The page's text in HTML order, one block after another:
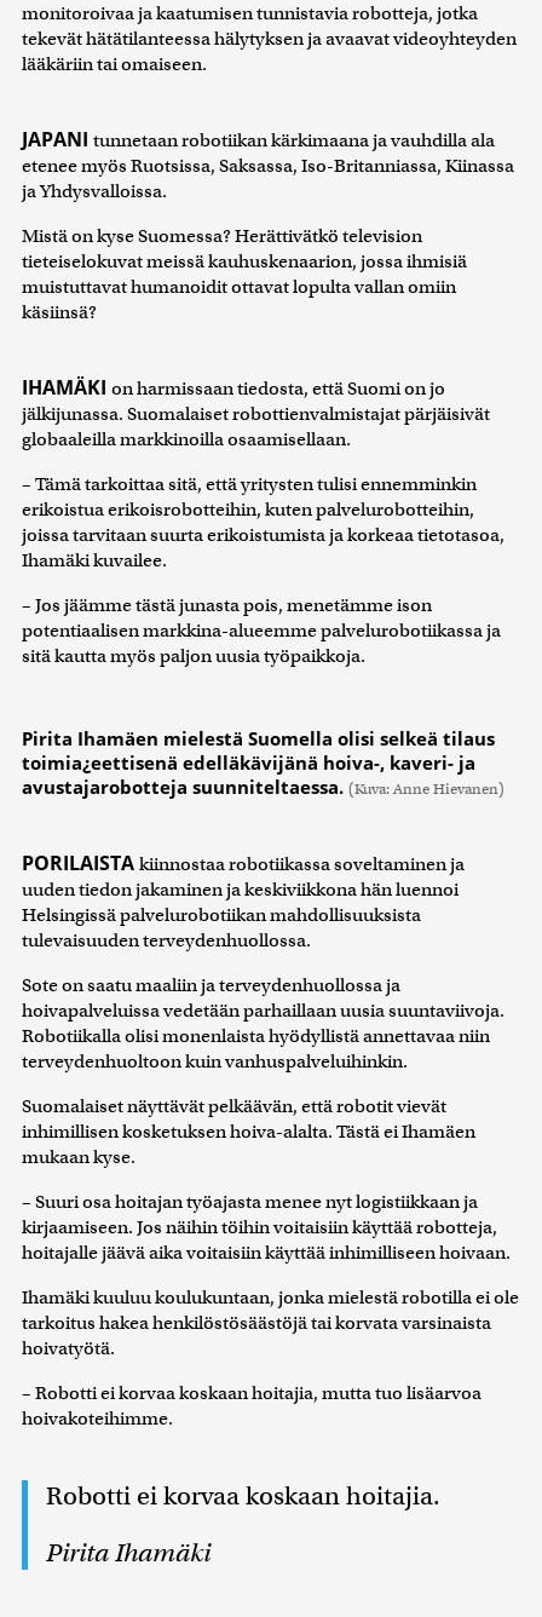
monitoroivaa ja kaatumisen tunnistavia robotteja, jotka
tekevät hätätilanteessa hälytyksen ja avaavat videoyhteyden
lääkäriin tai omaiseen.
JAPANI tunnetaan robotiikan kärkimaana ja vauhdilla ala
etenee myös Ruotsissa, Saksassa, Iso-Britanniassa, Kiinassa
ja Yhdysvalloissa.
Mistä on kyse Suomessa? Herättivätkö television
tieteiselokuvat meissä kauhuskenaarion, jossa ihmisiä
muistuttavat humanoidit ottavat lopulta vallan omiin
käsiinsä?
IHAMÄKI on harmissaan tiedosta, että Suomi on jo
jälkijunassa. Suomalaiset robottienvalmistajat pärjäisivät
globaaleilla markkinoilla osaamisellaan.
– Tämä tarkoittaa sitä, että yritysten tulisi ennemminkin
erikoistua erikoisrobotteihin, kuten palvelurobotteihin,
joissa tarvitaan suurta erikoistumista ja korkeaa tietotasoa,
Ihamäki kuvailee.
– Jos jäämme tästä junasta pois, menetämme ison
potentiaalisen markkina-alueemme palvelurobotiikassa ja
sitä kautta myös paljon uusia työpaikkoja.
Pirita Ihamäen mielestä Suomella olisi selkeä tilaus
toimia¿eettisenä edelläkävijänä hoiva-, kaveri- ja
avustajarobotteja suunniteltaessa. (Kuva: Anne Hievanen)
PORILAISTA kiinnostaa robotiikassa soveltaminen ja
uuden tiedon jakaminen ja keskiviikkona hän luennoi
Helsingissä palvelurobotiikan mahdollisuuksista
tulevaisuuden terveydenhuollossa.
Sote on saatu maaliin ja terveydenhuollossa ja
hoivapalveluissa vedetään parhaillaan uusia suuntaviivoja.
Robotiikalla olisi monenlaista hyödyllistä annettavaa niin
terveydenhuoltoon kuin vanhuspalveluihinkin.
Suomalaiset näyttävät pelkäävän, että robotit vievät
inhimillisen kosketuksen hoiva-alalta. Tästä ei Ihamäen
mukaan kyse.
– Suuri osa hoitajan työajasta menee nyt logistiikkaan ja
kirjaamiseen. Jos näihin töihin voitaisiin käyttää robotteja,
hoitajalle jäävä aika voitaisiin käyttää inhimilliseen hoivaan.
Ihamäki kuuluu koulukuntaan, jonka mielestä robotilla ei ole
tarkoitus hakea henkilöstösäästöjä tai korvata varsinaista
hoivatyötä.
– Robotti ei korvaa koskaan hoitajia, mutta tuo lisäarvoa
hoivakoteihimme.
Robotti ei korvaa koskaan hoitajia.
Pirita Ihamäki